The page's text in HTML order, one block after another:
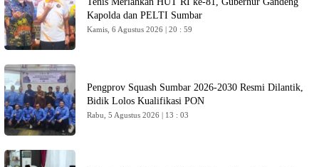
Kapolda dan PELTI Sumbar
Kamis, 6 Agustus 2026 | 20 : 59
Pengprov Squash Sumbar 2026-2030 Resmi Dilantik,
Bidik Lolos Kualifikasi PON
Rabu, 5 Agustus 2026 | 13 : 03